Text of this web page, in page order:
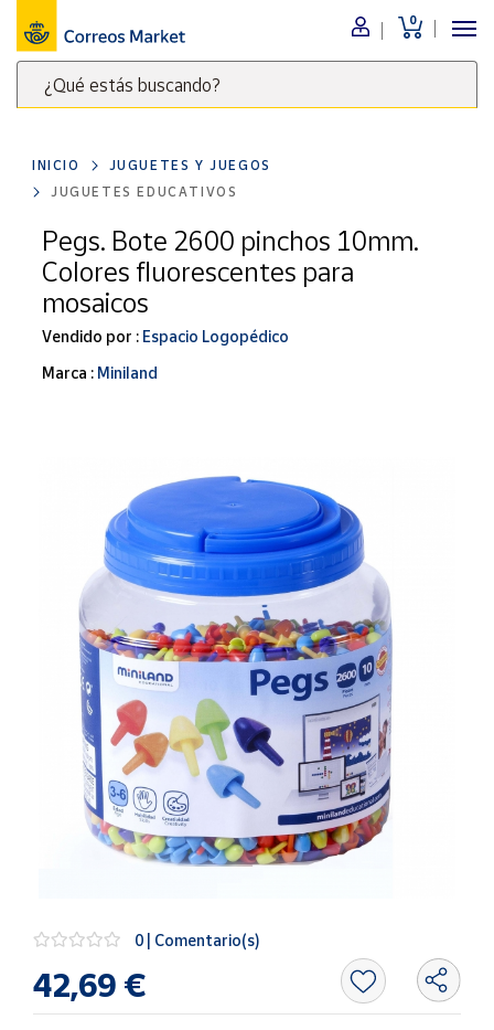
0
¿Qué estás buscando?
clave
para
buscar
productos
Correos
Market
Menú
Nuestro
catálogo
Alimentación
Ocio y cultura
Juguetes y
juegos
Libros y
Para Canarias,
Ceuta y Melilla
populares
Nuestros
vendedores
Market
Productos
Solidarios
INICIO
JUGUETES Y JUEGOS
JUGUETES EDUCATIVOS
Pegs. Bote 2600 pinchos 10mm.
Colores fluorescentes para
mosaicos
Vendido por : Espacio Logopédico
Marca : Miniland
0 | Comentario(s)
42,69 €